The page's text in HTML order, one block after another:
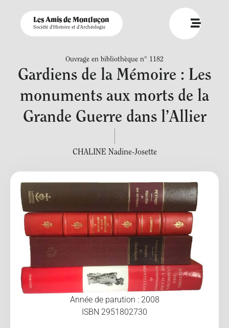
Les Amis de Montluçon
Société d'Histoire et d'Archéologie
Ouvrage en bibliothèque n° 1182
Gardiens de la Mémoire : Les
monuments aux morts de la
Grande Guerre dans l’Allier
CHALINE Nadine-Josette
Année de parution : 2008
ISBN 2951802730